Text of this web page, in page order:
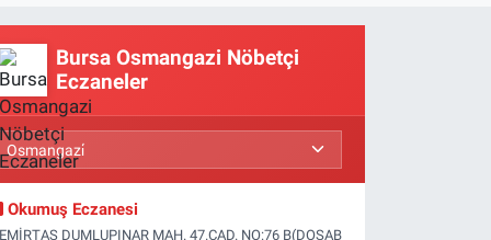
Bursa Osmangazi Nöbetçi
Eczaneler
Okumuş Eczanesi
DUMLUPINAR MAH. 47.CAD. NO:76 B(DOSAB